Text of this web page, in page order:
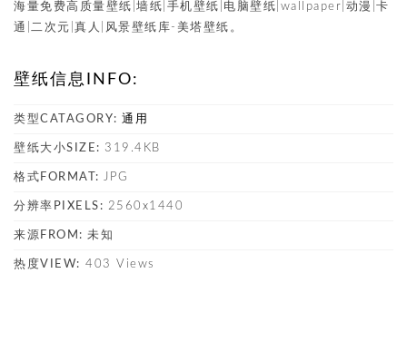
海量免费高质量壁纸|墙纸|手机壁纸|电脑壁纸|wallpaper|动漫|卡
通|二次元|真人|风景壁纸库-美塔壁纸。
壁纸信息INFO:
类型CATAGORY: 通用
壁纸大小SIZE: 319.4KB
格式FORMAT: JPG
分辨率PIXELS: 2560x1440
来源FROM: 未知
热度VIEW: 403 Views